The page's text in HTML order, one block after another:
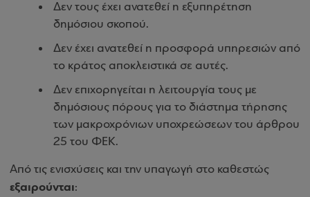
Δεν τους έχει ανατεθεί η εξυπηρέτηση
δημόσιου σκοπού.
Δεν έχει ανατεθεί η προσφορά υπηρεσιών από
το κράτος αποκλειστικά σε αυτές.
Δεν επιχορηγείται η λειτουργία τους με
δημόσιους πόρους για το διάστημα τήρησης
των μακροχρόνιων υποχρεώσεων του άρθρου
25 του ΦΕΚ.
Από τις ενισχύσεις και την υπαγωγή στο καθεστώς
εξαιρούνται: